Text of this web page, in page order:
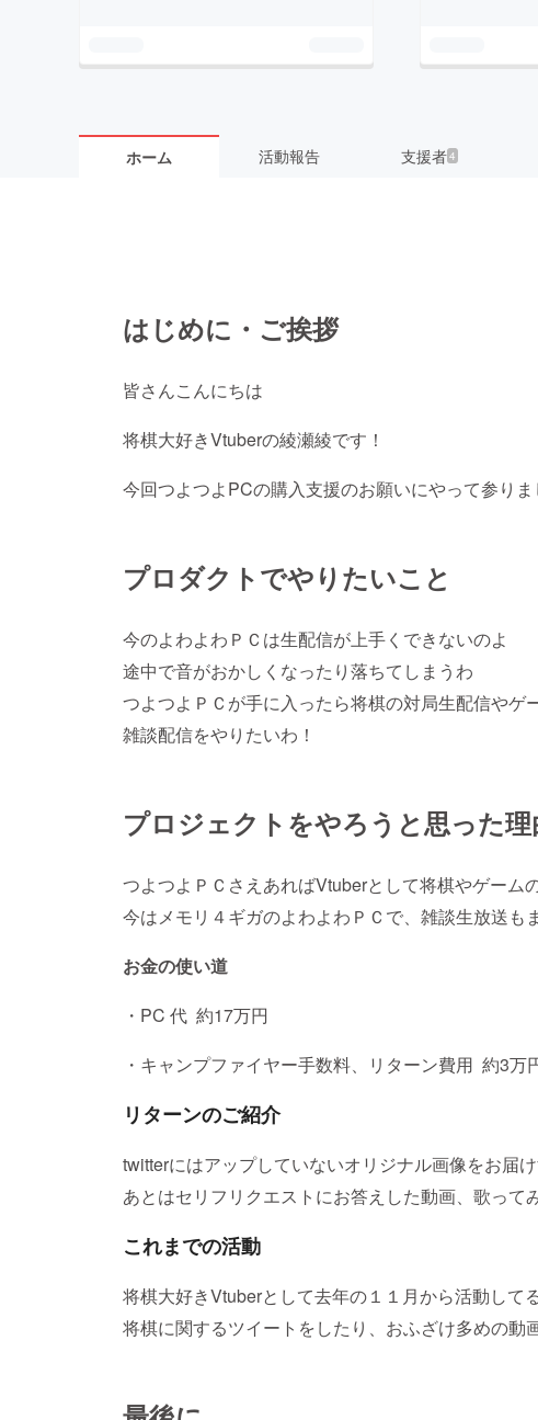
ホーム 活動報告 支援者4
はじめに・ご挨拶
皆さんこんにちは
将棋大好きVtuberの綾瀬綾です！
今回つよつよPCの購入支援のお願いにやって参り
プロダクトでやりたいこと
今のよわよわＰＣは生配信が上手くできないのよ
途中で音がおかしくなったり落ちてしまうわ
つよつよＰＣが手に入ったら将棋の対局生配信やゲ
雑談配信をやりたいわ！
プロジェクトをやろうと思った理
つよつよＰＣさえあればVtuberとして将棋やゲーム
今はメモリ４ギガのよわよわＰＣで、雑談生放送も
お金の使い道
・PC 代 約17万円
・キャンプファイヤー手数料、リターン費用 約3万
リターンのご紹介
twitterにはアップしていないオリジナル画像をお届
あとはセリフリクエストにお答えした動画、歌って
これまでの活動
将棋大好きVtuberとして去年の１１月から活動して
将棋に関するツイートをしたり、おふざけ多めの動